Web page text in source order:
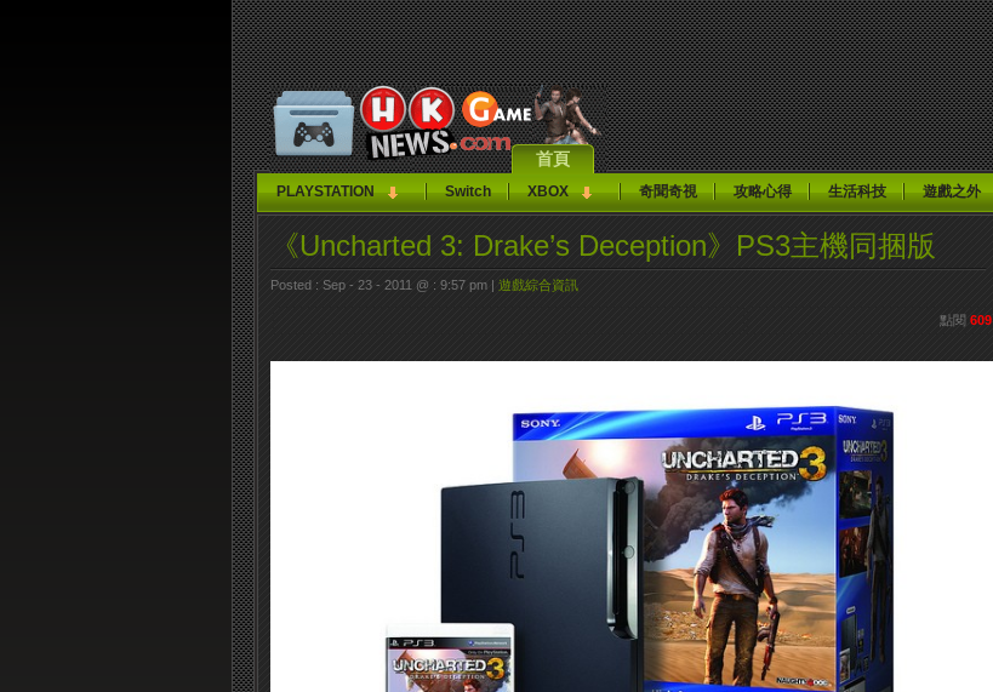
首頁
PLAYSTATION Switch XBOX 奇聞奇視 攻略心得 生活科技 遊戲之外
《Uncharted 3: Drake’s Deception》PS3主機同捆版
Posted : Sep - 23 - 2011 @ : 9:57 pm | 遊戲綜合資訊
點閱 609